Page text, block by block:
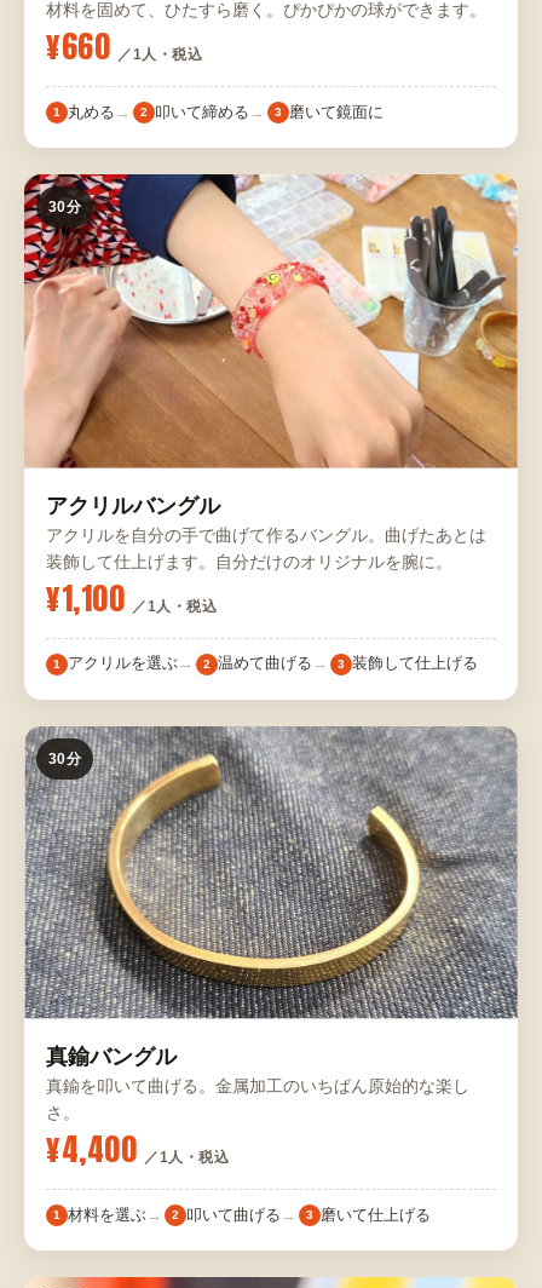
材料を固めて、ひたすら磨く。ぴかぴかの球ができます。
¥660 ／1人・税込
1 丸める 2 叩いて締める 3 磨いて鏡面に
30分
アクリルバングル
アクリルを自分の手で曲げて作るバングル。曲げたあとは
装飾して仕上げます。自分だけのオリジナルを腕に。
¥1,100 ／1人・税込
1 アクリルを選ぶ 2 温めて曲げる 3 装飾して仕上げる
30分
真鍮バングル
真鍮を叩いて曲げる。金属加工のいちばん原始的な楽し
さ。
¥4,400 ／1人・税込
1 材料を選ぶ 2 叩いて曲げる 3 磨いて仕上げる